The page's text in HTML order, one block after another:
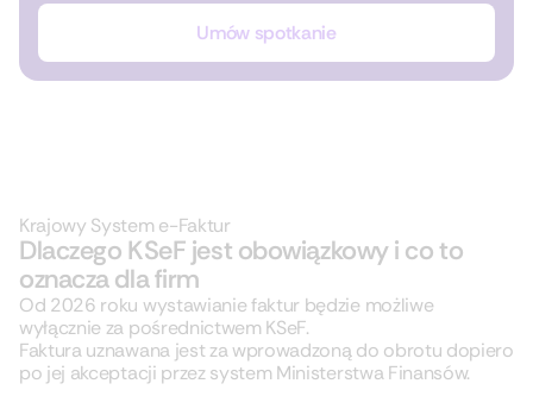
Umów spotkanie
Krajowy System e-Faktur
Dlaczego KSeF jest obowiązkowy i co to
oznacza dla firm
Od 2026 roku wystawianie faktur będzie możliwe
wyłącznie za pośrednictwem KSeF.
Faktura uznawana jest za wprowadzoną do obrotu dopiero
po jej akceptacji przez system Ministerstwa Finansów.